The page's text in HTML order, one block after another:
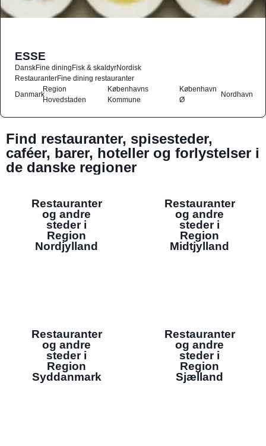
ESSE
DanskFine diningFisk & skaldyrNordisk
RestauranterFine dining restauranter
Danmark
Region
Hovedstaden
Københavns
Kommune
København
Ø
Nordhavn
Find restauranter, spisesteder,
caféer, barer, hoteller og forlystelser i
de danske regioner
Restauranter
og andre
steder i
Region
Nordjylland
Restauranter
og andre
steder i
Region
Midtjylland
Restauranter
og andre
steder i
Region
Syddanmark
Restauranter
og andre
steder i
Region
Sjælland